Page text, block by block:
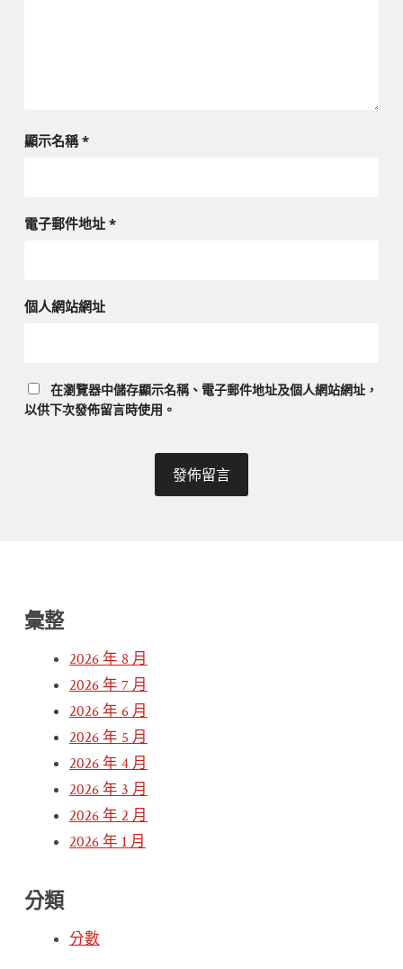
顯示名稱*
電子郵件地址 *
個人網站網址
在瀏覽器中儲存顯示名稱、電子郵件地址及個人網站網址，
以供下次發佈留言時使用。
彙整
2026 年 8 月
2026 年 7 月
2026 年 6 月
2026 年 5 月
2026 年 4 月
2026 年 3 月
2026 年 2 月
2026 年 1 月
分類
分數